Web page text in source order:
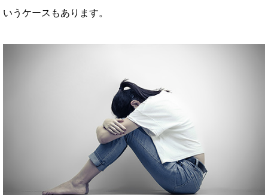
いうケースもあります。